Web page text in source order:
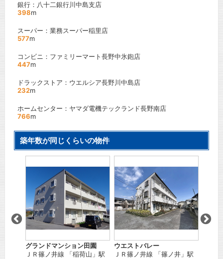
銀行：八十二銀行川中島支店
398m
スーパー：業務スーパー稲里店
577m
コンビニ：ファミリーマート長野中氷鉋店
447m
ドラックストア：ウエルシア長野川中島店
232m
ホームセンター：ヤマダ電機テックランド長野南店
766m
築年数が同じくらいの物件
グランドマンション田園
ＪＲ篠ノ井線 「稲荷山 」駅
ウエストバレー
ＪＲ篠ノ井線 「篠ノ井 」駅